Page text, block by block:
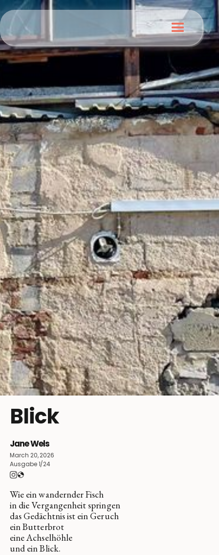
Blick
Jane Wels
March 20, 2026
Ausgabe 1/24
Wie ein wandernder Fisch
in die Vergangenheit springen
das Gedächtnis ist ein Geruch
ein Butterbrot
eine Achselhöhle
und ein Blick.